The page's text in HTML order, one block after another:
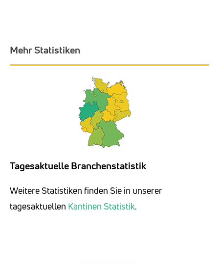
Mehr Statistiken
Tagesaktuelle Branchenstatistik
Weitere Statistiken finden Sie in unserer
tagesaktuellen Kantinen Statistik.